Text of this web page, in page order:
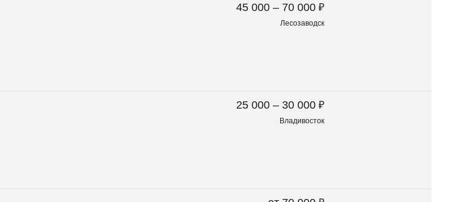
45 000 – 70 000 ₽
Лесозаводск
25 000 – 30 000 ₽
Владивосток